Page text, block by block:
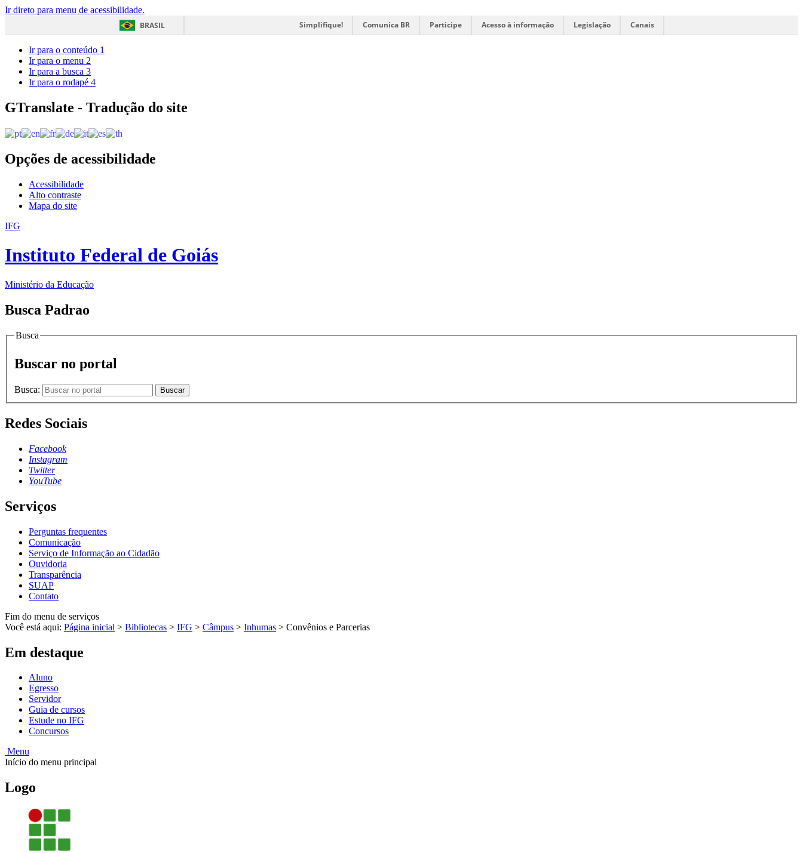
Ir direto para menu de acessibilidade.
BRASIL
Simplifique! Comunica BR Participe Acesso à informação Legislação Canais
Ir para o conteúdo 1
Ir para o menu 2
Ir para a busca 3
Ir para o rodapé 4
GTranslate - Tradução do site
Opções de acessibilidade
Acessibilidade
Alto contraste
Mapa do site
IFG
Instituto Federal de Goiás
Ministério da Educação
Busca Padrao
Busca
Buscar no portal
Busca: Buscar
Redes Sociais
Facebook
Instagram
Twitter
YouTube
Serviços
Perguntas frequentes
Comunicação
Serviço de Informação ao Cidadão
Ouvidoria
Transparência
SUAP
Contato
Fim do menu de serviços
Você está aqui: Página inicial > Bibliotecas > IFG > Câmpus > Inhumas > Convênios e Parcerias
Em destaque
Aluno
Egresso
Servidor
Guia de cursos
Estude no IFG
Concursos
Menu
Início do menu principal
Logo